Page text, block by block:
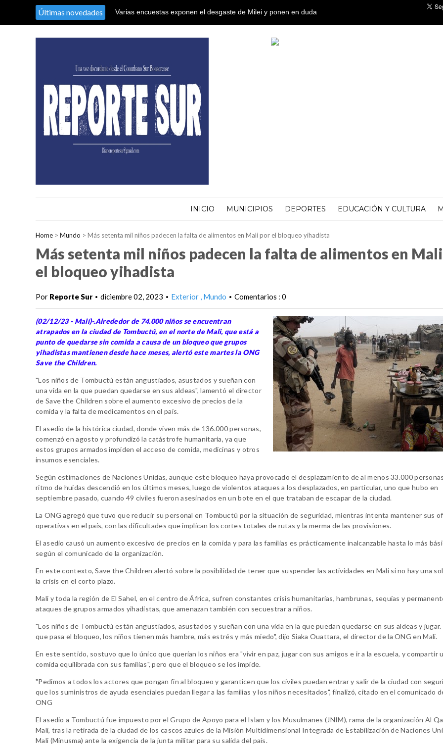
Últimas novedades
Varias encuestas exponen el desgaste de Milei y ponen en duda
INICIO MUNICIPIOS DEPORTES EDUCACIÓN Y CULTURA
Home > Mundo > Más setenta mil niños padecen la falta de alimentos en Mali por el bloqueo yihadista
Más setenta mil niños padecen la falta de alimentos en
el bloqueo yihadista
Por Reporte Sur • diciembre 02, 2023 • Exterior Mundo • Comentarios : 0
(02/12/23 - Malí)-.Alrededor de 74.000 niños se encuentran
atrapados en la ciudad de Tombuctú, en el norte de Mali, que está a
punto de quedarse sin comida a causa de un bloqueo que grupos
yihadistas mantienen desde hace meses, alertó este martes la ONG
Save the Children.
"Los niños de Tombuctú están angustiados, asustados y sueñan con
una vida en la que puedan quedarse en sus aldeas", lamentó el director
de Save the Children sobre el aumento excesivo de precios de la
comida y la falta de medicamentos en el país.
El asedio de la histórica ciudad, donde viven más de 136.000 personas,
comenzó en agosto y profundizó la catástrofe humanitaria, ya que
estos grupos armados impiden el acceso de comida, medicinas y otros
insumos esenciales.
Según estimaciones de Naciones Unidas, aunque este bloqueo haya provocado el desplazamiento de al menos 33.000
ritmo de huidas descendió en los últimos meses, luego de violentos ataques a los desplazados, en particular, uno que hubo en
septiembre pasado, cuando 49 civiles fueron asesinados en un bote en el que trataban de escapar de la ciudad.
La ONG agregó que tuvo que reducir su personal en Tombuctú por la situación de seguridad, mientras intenta mantener sus
operativas en el país, con las dificultades que implican los cortes totales de rutas y la merma de las provisiones.
El asedio causó un aumento excesivo de precios en la comida y para las familias es prácticamente inalcanzable hasta lo más
según el comunicado de la organización.
En este contexto, Save the Children alertó sobre la posibilidad de tener que suspender las actividades en Mali si no hay una
la crisis en el corto plazo.
Mali y toda la región de El Sahel, en el centro de África, sufren constantes crisis humanitarias, hambrunas, sequías y
ataques de grupos armados yihadistas, que amenazan también con secuestrar a niños.
"Los niños de Tombuctú están angustiados, asustados y sueñan con una vida en la que puedan quedarse en sus aldeas y jugar.
que pasa el bloqueo, los niños tienen más hambre, más estrés y más miedo", dijo Siaka Ouattara, el director de la ONG en Mali.
En este sentido, sostuvo que lo único que querían los niños era "vivir en paz, jugar con sus amigos e ir a la escuela, y compartir
comida equilibrada con sus familias", pero que el bloqueo se los impide.
"Pedimos a todos los actores que pongan fin al bloqueo y garanticen que los civiles puedan entrar y salir de la ciudad con
que los suministros de ayuda esenciales puedan llegar a las familias y los niños necesitados", finalizó, citado en el comunicado
ONG
El asedio a Tombuctú fue impuesto por el Grupo de Apoyo para el Islam y los Musulmanes (JNIM), rama de la organización Al
Mali, tras la retirada de la ciudad de los cascos azules de la Misión Multidimensional Integrada de Estabilización de Naciones
Mali (Minusma) ante la exigencia de la junta militar para su salida del país.